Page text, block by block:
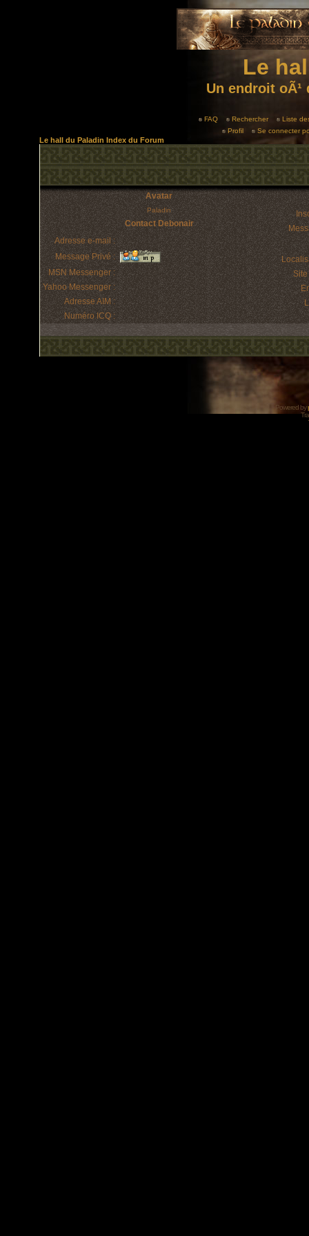
Le
Un endroit
FAQ Rechercher
Liste
Profil
Se connecter
Le hall du Paladin Index du Forum
Avatar
Paladin
Contact Debonair
Adresse e-mail :
Message Privé :
MSN Messenger :
Yahoo Messenger :
Adresse AIM :
Numéro ICQ :
Powered by